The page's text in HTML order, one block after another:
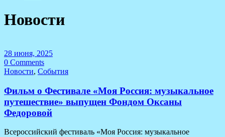
Новости
28 июня, 2025
0 Comments
Новости, События
Фильм о Фестивале «Моя Россия: музыкальное
путешествие» выпущен Фондом Оксаны
Федоровой
Всероссийский фестиваль «Моя Россия: музыкальное